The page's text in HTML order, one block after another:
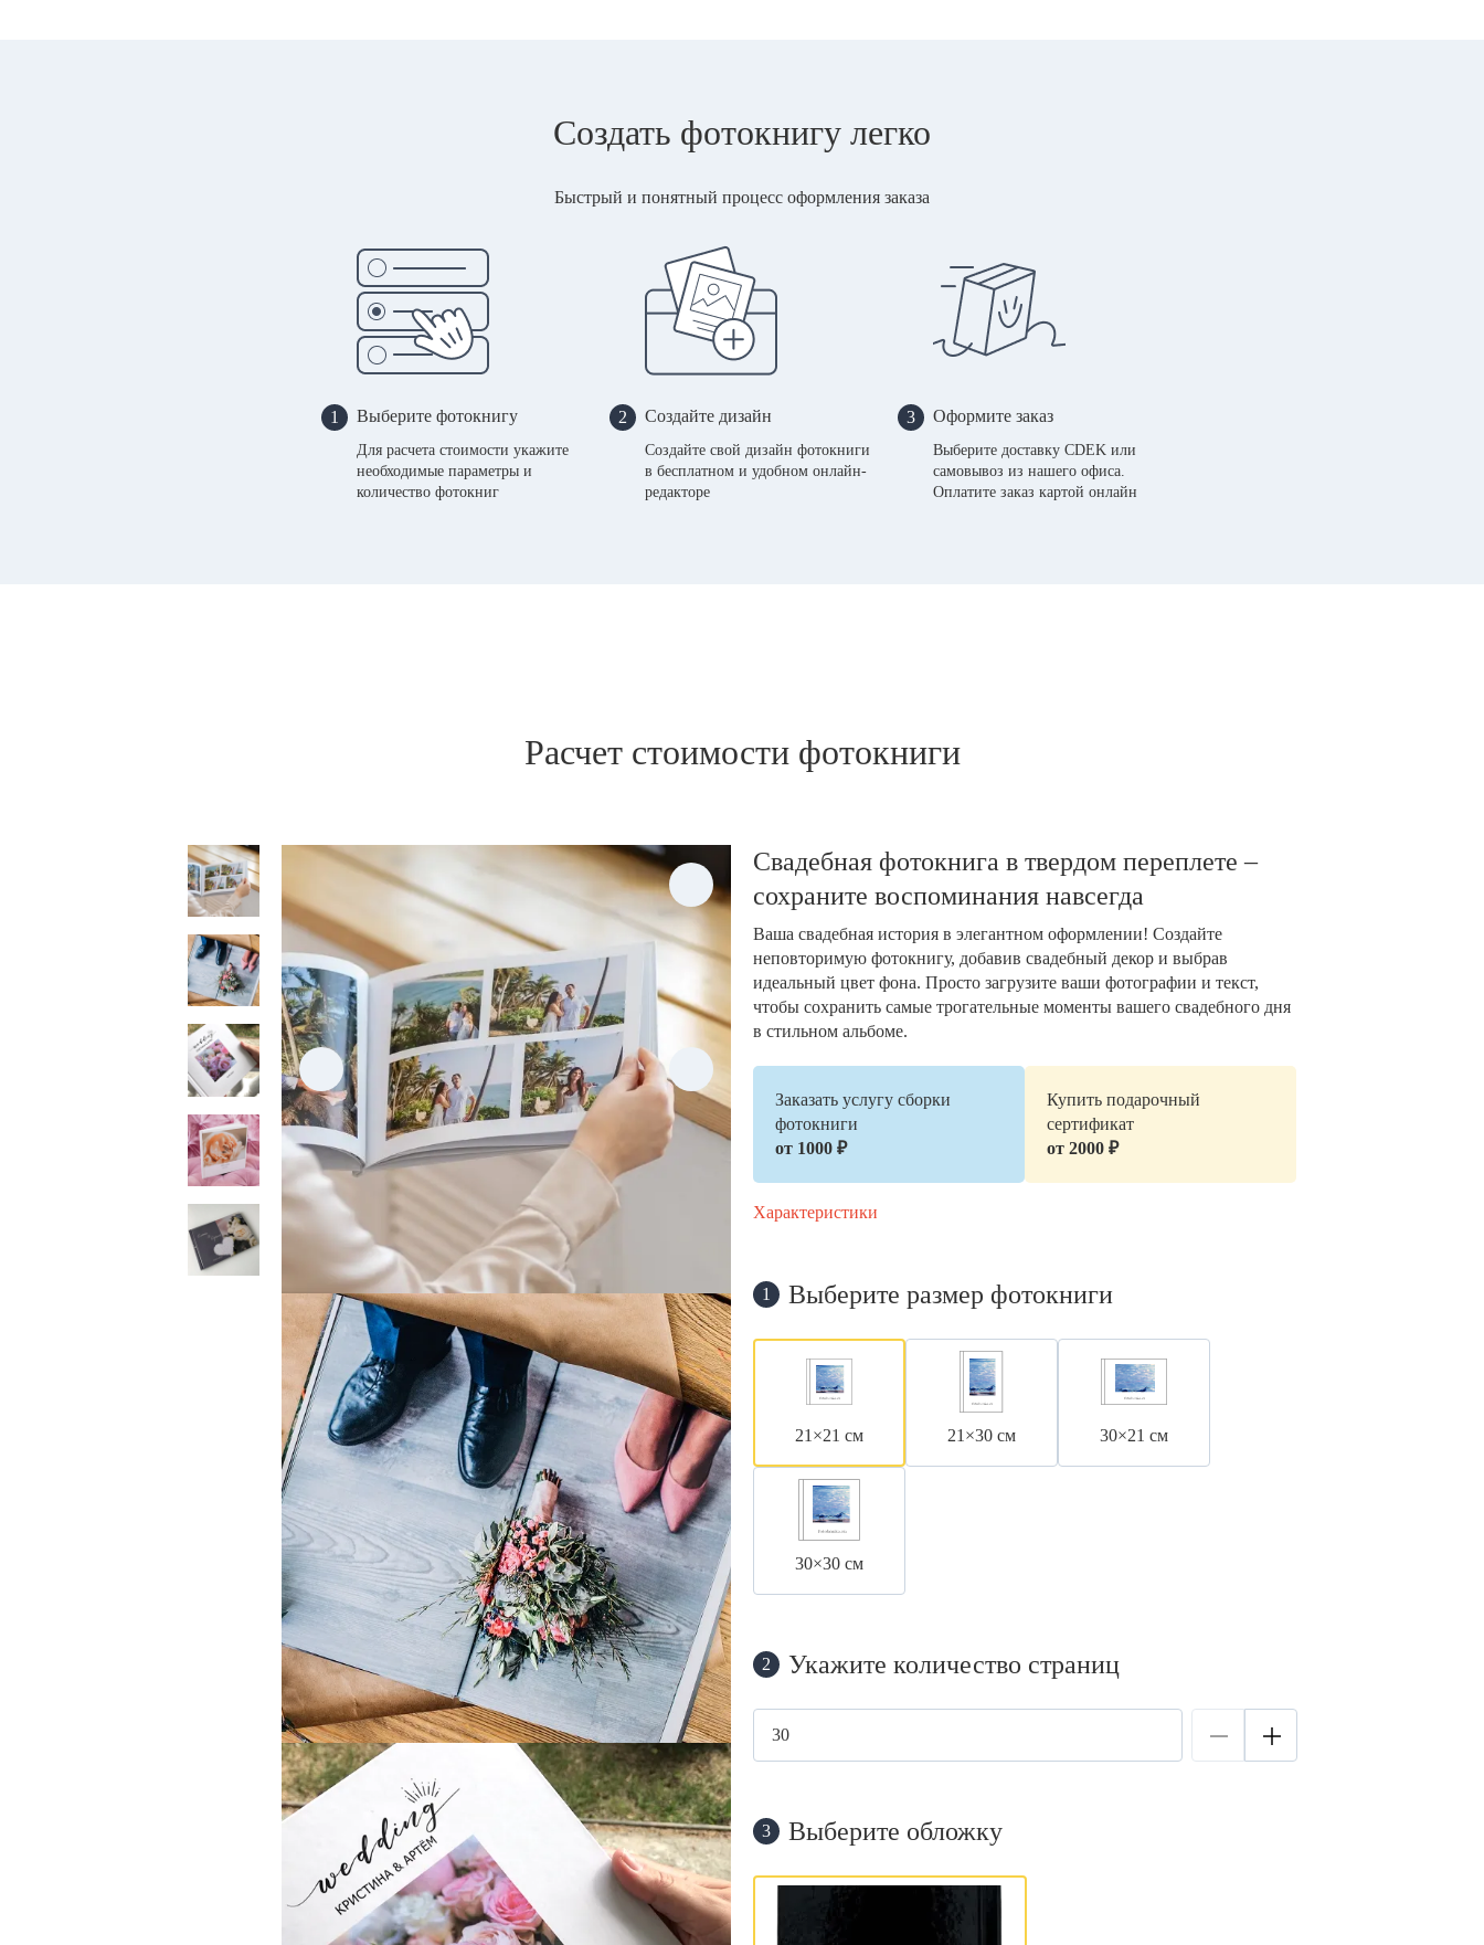
Создать фотокнигу легко
Быстрый и понятный процесс оформления заказа
1 Выберите фотокнигу
Для расчета стоимости укажите
необходимые параметры и
количество фотокниг
2 Создайте дизайн
Создайте свой дизайн фотокниги
в бесплатном и удобном онлайн-
редакторе
3 Оформите заказ
Выберите доставку CDEK или
самовывоз из нашего офиса.
Оплатите заказ картой онлайн
Расчет стоимости фотокниги
Свадебная фотокнига в твердом переплете –
сохраните воспоминания навсегда
Ваша свадебная история в элегантном оформлении! Создайте
неповторимую фотокнигу, добавив свадебный декор и выбрав
идеальный цвет фона. Просто загрузите ваши фотографии и текст,
чтобы сохранить самые трогательные моменты вашего свадебного дня
в стильном альбоме.
Заказать услугу сборки
фотокниги
от 1000 ₽
Купить подарочный
сертификат
от 2000 ₽
Характеристики
1 Выберите размер фотокниги
21×21 см 21×30 см 30×21 см
30×30 см
2 Укажите количество страниц
3 Выберите обложку